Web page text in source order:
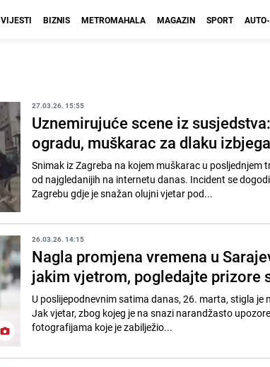
VIJESTI BIZNIS METROMAHALA MAGAZIN SPORT
27.03.26. 15:55
Uznemirujuće scene iz
ogradu, muškarac za dlaku
Snimak iz Zagreba na kojem muškarac u
od najgledanijih na internetu danas. Incident se
Zagrebu gdje je snažan olujni vjetar pod...
26.03.26. 14:15
Nagla promjena vremena u
jakim vjetrom, pogledajte prizore
U poslijepodnevnim satima danas, 26. marta, stigla
Jak vjetar, zbog kojeg je na snazi narandžasto
fotografijama koje je zabilježio...